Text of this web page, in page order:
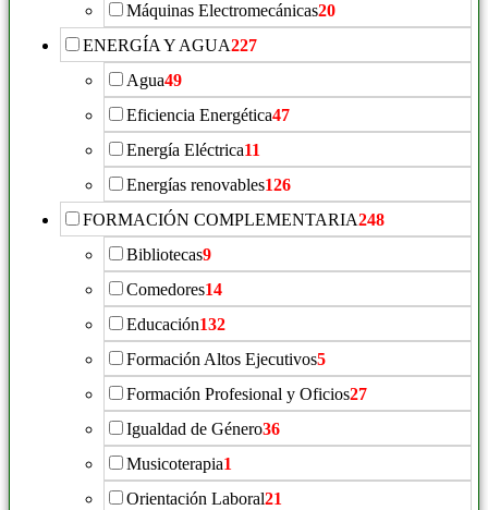
Máquinas Electromecánicas20
ENERGÍA Y AGUA227
Agua49
Eficiencia Energética47
Energía Eléctrica11
Energías renovables126
FORMACIÓN COMPLEMENTARIA248
Bibliotecas9
Comedores14
Educación132
Formación Altos Ejecutivos5
Formación Profesional y Oficios27
Igualdad de Género36
Musicoterapia1
Orientación Laboral21